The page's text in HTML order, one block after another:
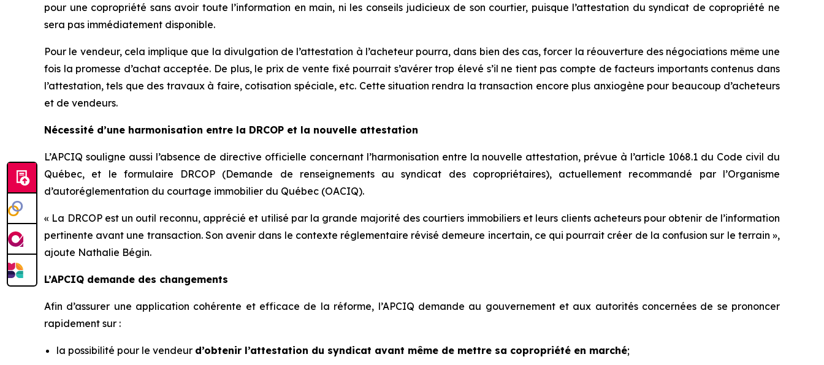
pour une copropriété sans avoir toute l’information en main, ni les conseils judicieux de son courtier, puisque l’attestation du syndicat de copropriété ne
sera pas immédiatement disponible.
Pour le vendeur, cela implique que la divulgation de l’attestation à l’acheteur pourra, dans bien des cas, forcer la réouverture des négociations même une
fois la promesse d’achat acceptée. De plus, le prix de vente fixé pourrait s’avérer trop élevé s’il ne tient pas compte de facteurs importants contenus dans
l’attestation, tels que des travaux à faire, cotisation spéciale, etc. Cette situation rendra la transaction encore plus anxiogène pour beaucoup d’acheteurs
et de vendeurs.
Nécessité d’une harmonisation entre la DRCOP et la nouvelle attestation
L’APCIQ souligne aussi l’absence de directive officielle concernant l’harmonisation entre la nouvelle attestation, prévue à l’article 1068.1 du Code civil du
Québec, et le formulaire DRCOP (Demande de renseignements au syndicat des copropriétaires), actuellement recommandé par l’Organisme
d’autoréglementation du courtage immobilier du Québec (OACIQ).
« La DRCOP est un outil reconnu, apprécié et utilisé par la grande majorité des courtiers immobiliers et leurs clients acheteurs pour obtenir de l’information
pertinente avant une transaction. Son avenir dans le contexte réglementaire révisé demeure incertain, ce qui pourrait créer de la confusion sur le terrain »,
ajoute Nathalie Bégin.
L’APCIQ demande des changements
Afin d’assurer une application cohérente et efficace de la réforme, l’APCIQ demande au gouvernement et aux autorités concernées de se prononcer
rapidement sur :
la possibilité pour le vendeur d’obtenir l’attestation du syndicat avant même de mettre sa copropriété en marché;